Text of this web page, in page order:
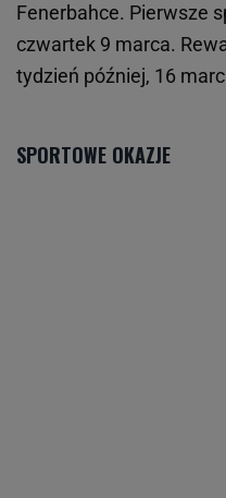
Fenerbahce. Pierwsze
czwartek 9 marca.
tydzień później, 16